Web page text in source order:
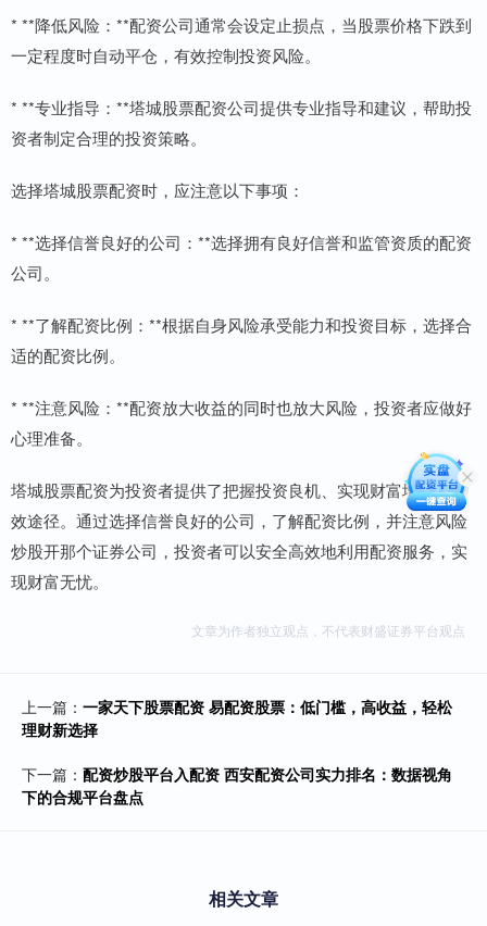
* **降低风险：**配资公司通常会设定止损点，当股票价格下跌到
一定程度时自动平仓，有效控制投资风险。
* **专业指导：**塔城股票配资公司提供专业指导和建议，帮助投
资者制定合理的投资策略。
选择塔城股票配资时，应注意以下事项：
* **选择信誉良好的公司：**选择拥有良好信誉和监管资质的配资
公司。
* **了解配资比例：**根据自身风险承受能力和投资目标，选择合
适的配资比例。
* **注意风险：**配资放大收益的同时也放大风险，投资者应做好
心理准备。
塔城股票配资为投资者提供了把握投资良机、实现财富增值的有
效途径。通过选择信誉良好的公司，了解配资比例，并注意风险
炒股开那个证券公司，投资者可以安全高效地利用配资服务，实
现财富无忧。
文章为作者独立观点，不代表财盛证券平台观点
上一篇： 一家天下股票配资 易配资股票：低门槛，高收益，轻松
理财新选择
下一篇： 配资炒股平台入配资 西安配资公司实力排名：数据视角
下的合规平台盘点
相关文章